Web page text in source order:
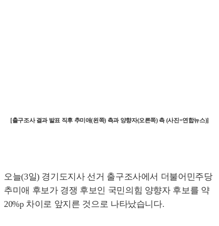
[출구조사 결과 발표 직후 추미애(왼쪽) 측과 양향자(오른쪽) 측 (사진=연합뉴스)]
오늘(3일) 경기도지사 선거 출구조사에서 더불어민주당
추미애 후보가 경쟁 후보인 국민의힘 양향자 후보를 약
20%p 차이로 앞지른 것으로 나타났습니다.